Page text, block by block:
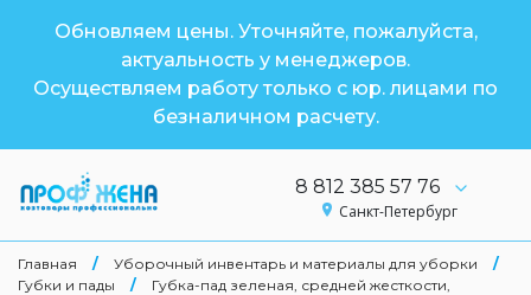
Обновляем цены. Уточняйте, пожалуйста,
актуальность у менеджеров.
Осуществляем работу только с юр. лицами по
безналичном расчету.
8 812 385 57 76
Санкт-Петербург
Главная / Уборочный инвентарь и материалы для уборки
/
Губки и пады
/
Губка-пад зеленая, средней жесткости,